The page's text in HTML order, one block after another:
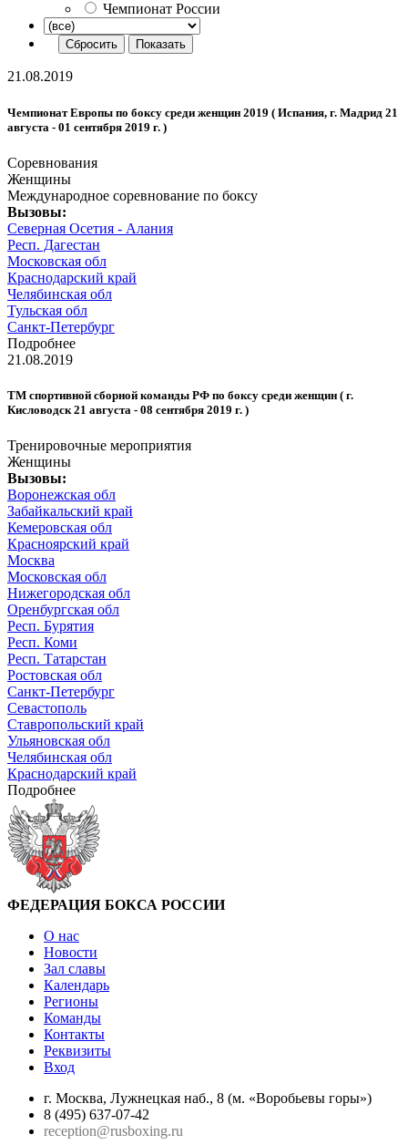
Чемпионат России
21.08.2019
Чемпионат Европы по боксу среди женщин 2019 ( Испания, г. Мадрид 21
августа - 01 сентября 2019 г. )
Соревнования
Женщины
Международное соревнование по боксу
Вызовы:
Северная Осетия - Алания
Респ. Дагестан
Московская обл
Краснодарский край
Челябинская обл
Тульская обл
Санкт-Петербург
Подробнее
21.08.2019
ТМ спортивной сборной команды РФ по боксу среди женщин ( г.
Кисловодск 21 августа - 08 сентября 2019 г. )
Тренировочные мероприятия
Женщины
Вызовы:
Воронежская обл
Забайкальский край
Кемеровская обл
Красноярский край
Москва
Московская обл
Нижегородская обл
Оренбургская обл
Респ. Бурятия
Респ. Коми
Респ. Татарстан
Ростовская обл
Санкт-Петербург
Севастополь
Ставропольский край
Ульяновская обл
Челябинская обл
Краснодарский край
Подробнее
ФЕДЕРАЦИЯ БОКСА РОССИИ
О нас
Новости
Зал славы
Календарь
Регионы
Команды
Контакты
Реквизиты
Вход
г. Москва, Лужнецкая наб., 8 (м. «Воробьевы горы»)
8 (495) 637-07-42
reception@rusboxing.ru